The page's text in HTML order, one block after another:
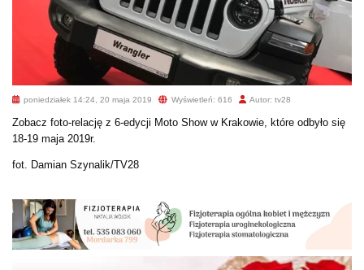
poniedziałek 14:24, 20 maja 2019 Wyświetleń: 616 Autor: tv28
Zobacz foto-relację z 6-edycji Moto Show w Krakowie, które odbyło się
18-19 maja 2019r.
fot. Damian Szynalik/TV28